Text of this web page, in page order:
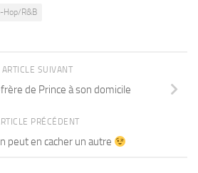
Hop/R&B
ARTICLE SUIVANT
de Prince à son domicile
PRÉCÉDENT
peut en cacher un autre